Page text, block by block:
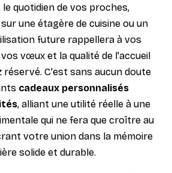
quotidien de vos proches,
une étagère de cuisine ou un
future rappellera à vos
vœux et la qualité de l'accueil
réservé. C'est sans aucun doute
cadeaux personnalisés
, alliant une utilité réelle à une
qui ne fera que croître au
votre union dans la mémoire
solide et durable.